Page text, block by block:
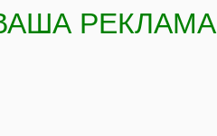
РЕКЛАМА